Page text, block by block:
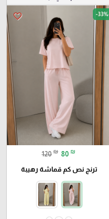
favorite_border -33%
120 ₪ 80 ₪
ترنج نص كم قماشة رهيبة